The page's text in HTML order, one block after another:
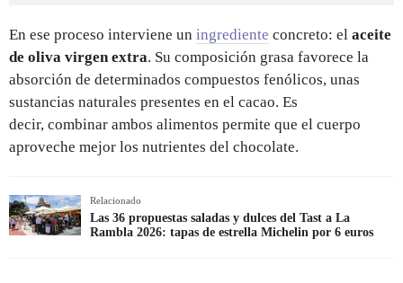
En ese proceso interviene un ingrediente concreto: el aceite
de oliva virgen extra. Su composición grasa favorece la
absorción de determinados compuestos fenólicos, unas
sustancias naturales presentes en el cacao. Es
decir, combinar ambos alimentos permite que el cuerpo
aproveche mejor los nutrientes del chocolate.
Relacionado
Las 36 propuestas saladas y dulces del Tast a La
Rambla 2026: tapas de estrella Michelin por 6 euros